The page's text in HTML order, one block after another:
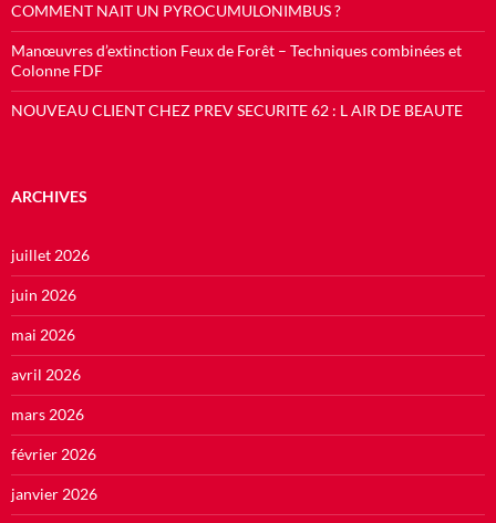
COMMENT NAIT UN PYROCUMULONIMBUS ?
Manœuvres d’extinction Feux de Forêt – Techniques combinées et
Colonne FDF
NOUVEAU CLIENT CHEZ PREV SECURITE 62 : L AIR DE BEAUTE
ARCHIVES
juillet 2026
juin 2026
mai 2026
avril 2026
mars 2026
février 2026
janvier 2026